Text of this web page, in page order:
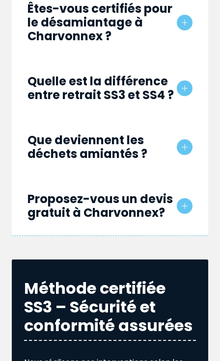
Êtes-vous certifiés pour
le désamiantage à
Charvonnex ?
Quelle est la différence
entre retrait SS3 et SS4 ?
Que deviennent les
déchets amiantés ?
Proposez-vous un devis
gratuit à Charvonnex?
Méthode certifiée
SS3 – Sécurité et
conformité assurées